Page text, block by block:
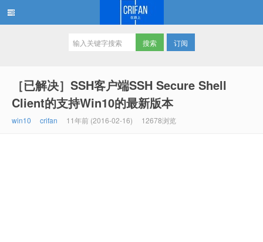
订阅
［已解决］SSH客户端SSH Secure Shell
Client的支持Win10的最新版本
win10 crifan 11年前 (2016-02-16) 12678浏览